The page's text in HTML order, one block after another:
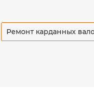
Ремонт карданных